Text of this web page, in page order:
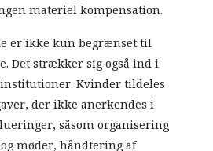
materiel kompensation.
er ikke kun begrænset til
Det strækker sig også ind i
Kvinder tildeles
der ikke anerkendes i
såsom organisering
møder, håndtering af